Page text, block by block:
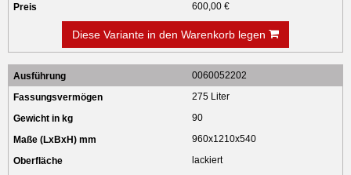
600,00 €
Diese Variante in den Warenkorb legen
0060052202
275 Liter
90
960x1210x540
lackiert